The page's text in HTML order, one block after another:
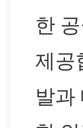
한
제공
발과